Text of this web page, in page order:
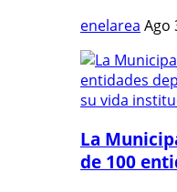
enelarea Ago
La
de 100